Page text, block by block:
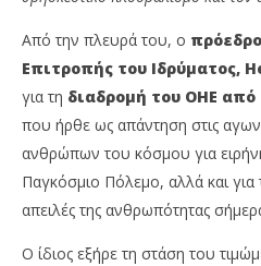
Από την πλευρά του, ο
Επιτροπής του Ιδρύματος,
για τη διαδρομή του ΟΗΕ από
που ήρθε ως απάντηση στις
ανθρώπων του κόσμου για
Παγκόσμιο Πόλεμο, αλλά και για
απειλές της ανθρωπότητας
Ο ίδιος εξήρε τη στάση του